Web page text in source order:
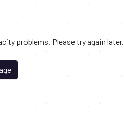
problems. Please try again later.